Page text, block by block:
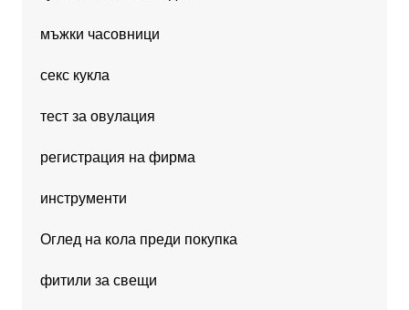
мъжки часовници
секс кукла
тест за овулация
регистрация на фирма
инструменти
Оглед на кола преди покупка
фитили за свещи